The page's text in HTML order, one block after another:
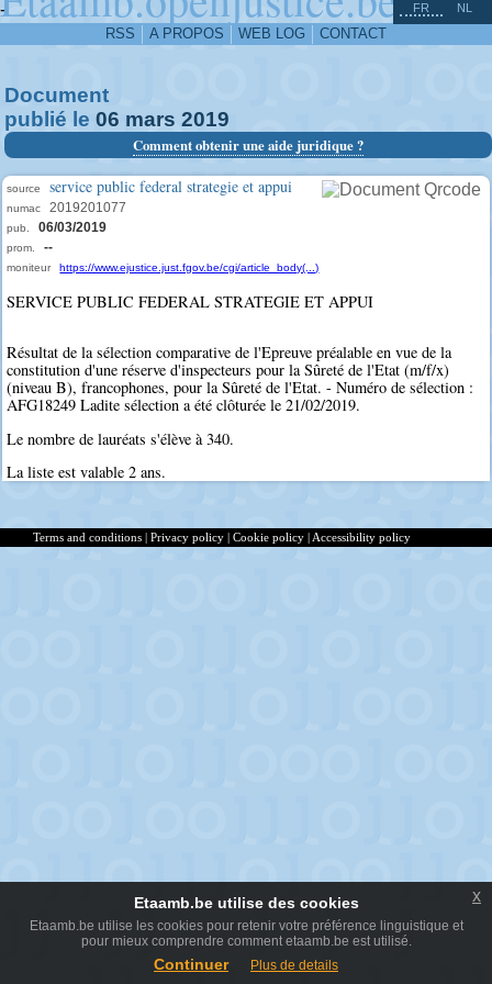
-
RSS A PROPOS WEB LOG CONTACT
FR NL
Document
publié le 06 mars 2019
Comment obtenir une aide juridique ?
source service public federal strategie et appui
numac 2019201077
pub. 06/03/2019
prom. --
moniteur https://www.ejustice.just.fgov.be/cgi/article_body(...)
SERVICE PUBLIC FEDERAL STRATEGIE ET APPUI
Résultat de la sélection comparative de l'Epreuve préalable en vue de la
constitution d'une réserve d'inspecteurs pour la Sûreté de l'Etat (m/f/x)
(niveau B), francophones, pour la Sûreté de l'Etat. - Numéro de sélection :
AFG18249 Ladite sélection a été clôturée le 21/02/2019.
Le nombre de lauréats s'élève à 340.
La liste est valable 2 ans.
^
Terms and conditions | Privacy policy | Cookie policy | Accessibility policy
Etaamb.be utilise des cookies
Etaamb.be utilise les cookies pour retenir votre préférence linguistique et
pour mieux comprendre comment etaamb.be est utilisé.
Continuer Plus de details
x